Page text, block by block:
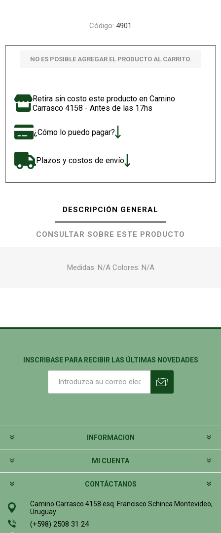
Código: 4901
NO ES POSIBLE AGREGAR EL PRODUCTO AL CARRITO.
Retira sin costo este producto en Camino
Carrasco 4158 - Antes de las 17hs
¿Cómo lo puedo pagar?
Plazos y costos de envío
DESCRIPCIÓN GENERAL
CONSULTAR SOBRE ESTE PRODUCTO
Medidas: N/A Colores: N/A
INSCRIBASE PARA RECIBIR LAS ÚLTIMAS NOVEDADES
INFORMACION
MI CUENTA
CONTÁCTANOS
Camino Carrasco 4158 esq. Francisco Schinca Montevideo,
Uruguay
(+598) 2508 31 24